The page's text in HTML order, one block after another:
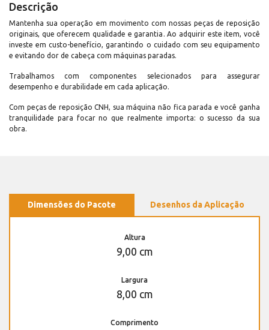
Descrição
Mantenha sua operação em movimento com nossas peças de reposição
originais, que oferecem qualidade e garantia. Ao adquirir este item, você
investe em custo-benefício, garantindo o cuidado com seu equipamento
e evitando dor de cabeça com máquinas paradas.
Trabalhamos com componentes selecionados para assegurar
desempenho e durabilidade em cada aplicação.
Com peças de reposição CNH, sua máquina não fica parada e você ganha
tranquilidade para focar no que realmente importa: o sucesso da sua
obra.
Dimensões do Pacote Desenhos da Aplicação
Altura
9,00 cm
Largura
8,00 cm
Comprimento